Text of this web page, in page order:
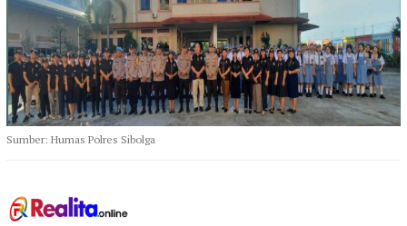
Sumber: Humas Polres Sibolga